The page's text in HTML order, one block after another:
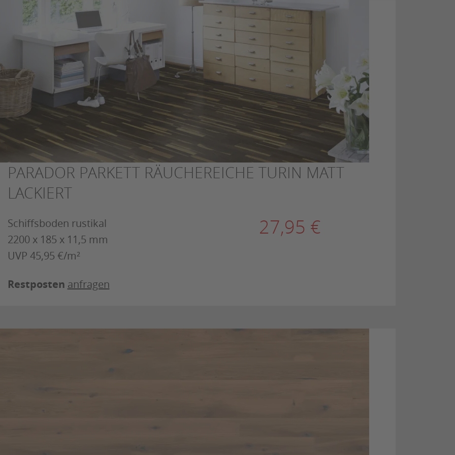
PARADOR PARKETT RÄUCHEREICHE TURIN MATT
LACKIERT
Schiffsboden rustikal
2200 x 185 x 11,5 mm
UVP 45,95 €/m²
Restposten anfragen
27,95 €